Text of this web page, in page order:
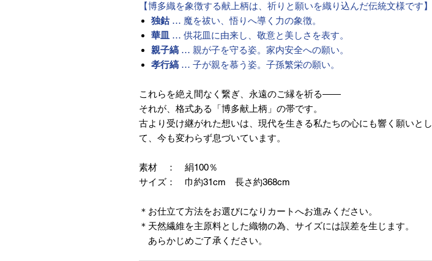
【博多織を象徴する献上柄は、祈りと願いを織り込んだ伝統文様です】
独鈷… 魔を祓い、悟りへ導く力の象徴。
華皿 … 供花皿に由来し、敬意と美しさを表す。
親子縞 … 親が子を守る姿。家内安全への願い。
孝行縞 … 子が親を慕う姿。子孫繁栄の願い。
これらを絶え間なく繋ぎ、永遠のご縁を祈る――
それが、格式ある「博多献上柄」の帯です。
古より受け継がれた想いは、現代を生きる私たちの心にも響く願いとし
て、今も変わらず息づいています。
素材 ： 絹100％
サイズ： 巾約31cm 長さ約368cm
＊お仕立て方法をお選びになりカートへお進みください。
＊天然繊維を主原料とした織物の為、サイズには誤差を生じます。
あらかじめご了承ください。